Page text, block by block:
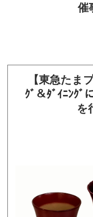
催
【東急たま
ｸﾞ＆ﾀﾞｲﾆﾝｸﾞ
を